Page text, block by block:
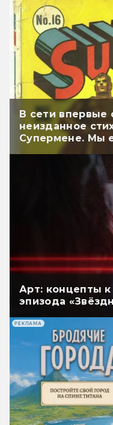
В сети впервые
неизданное
Супермене. Мы
Арт: концепты
эпизода
РЕКЛАМА